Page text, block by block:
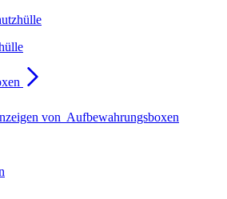
von Aufbewahrungsboxen